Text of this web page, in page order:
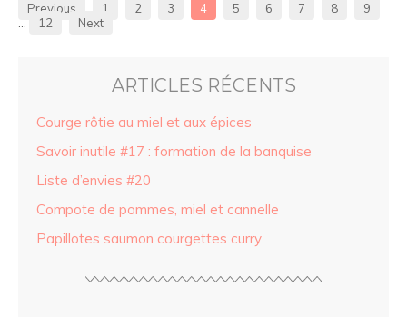
Previous 1 2 3 4 5 6 7 8
9
…
12 Next
ARTICLES RÉCENTS
Courge rôtie au miel et aux épices
Savoir inutile #17 : formation de la banquise
Liste d’envies #20
Compote de pommes, miel et cannelle
Papillotes saumon courgettes curry